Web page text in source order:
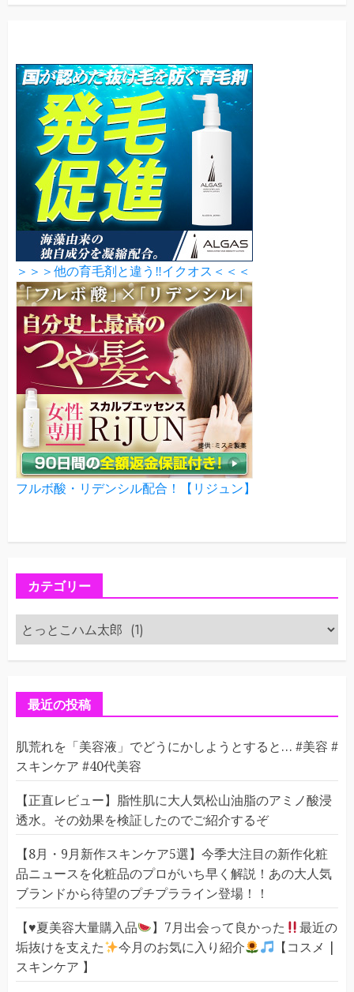
＞＞＞他の育毛剤と違う‼イクオス＜＜＜
フルボ酸・リデンシル配合！【リジュン】
カテゴリー
カ
テ
ゴ
最近の投稿
肌荒れを「美容液」でどうにかしようとすると… #美容 #
スキンケア #40代美容
【正直レビュー】脂性肌に大人気松山油脂のアミノ酸浸
透水。その効果を検証したのでご紹介するぞ
【8月・9月新作スキンケア5選】今季大注目の新作化粧
品ニュースを化粧品のプロがいち早く解説！あの大人気
ブランドから待望のプチプラライン登場！！
【♥️夏美容大量購入品 】7月出会って良かった
最近の
垢抜けを支えた
今月のお気に入り紹介
【コスメ |
スキンケア 】